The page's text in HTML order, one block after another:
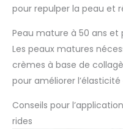
pour repulper la peau et
Peau mature à 50 ans et
Les peaux matures
crèmes à base de
pour améliorer
Conseils pour
rides